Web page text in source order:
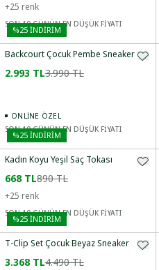
+25 renk
SON 10 GÜNÜN EN DÜŞÜK FİYATI
%25 İNDİRİM
Backcourt Çocuk Pembe Sneaker
2.993 TL3.990 TL
ONLINE ÖZEL
SON 10 GÜNÜN EN DÜŞÜK FİYATI
%25 İNDİRİM
Kadın Koyu Yeşil Saç Tokası
668 TL890 TL
+25 renk
SON 10 GÜNÜN EN DÜŞÜK FİYATI
%25 İNDİRİM
T-Clip Set Çocuk Beyaz Sneaker
3.368 TL4.490 TL